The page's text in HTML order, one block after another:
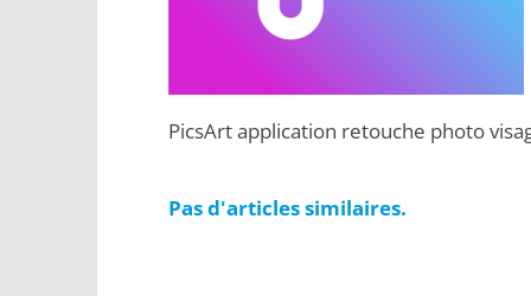
PicsArt application retouche photo
Pas d'articles similaires.